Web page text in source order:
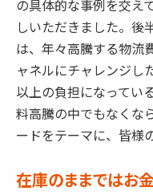
の具体的な事例を交え
しいただきました。後
は、年々高騰する物流
ャネルにチャレンジし
以上の負担になってい
料高騰の中でもなくな
ードをテーマに、皆様
在庫のままではお